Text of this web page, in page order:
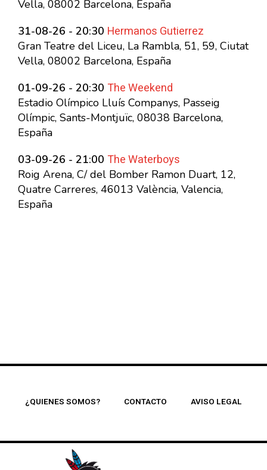
Vella, 08002 Barcelona, España
31-08-26 - 20:30 Hermanos Gutierrez
Gran Teatre del Liceu, La Rambla, 51, 59, Ciutat
Vella, 08002 Barcelona, España
01-09-26 - 20:30 The Weekend
Estadio Olímpico Lluís Companys, Passeig
Olímpic, Sants-Montjuïc, 08038 Barcelona,
España
03-09-26 - 21:00 The Waterboys
Roig Arena, C/ del Bomber Ramon Duart, 12,
Quatre Carreres, 46013 València, Valencia,
España
¿QUIENES SOMOS? CONTACTO AVISO LEGAL